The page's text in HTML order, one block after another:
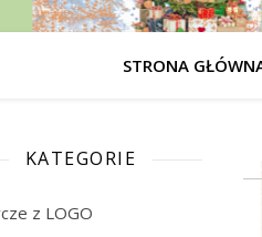
STRONA
KATEGORIE
z LOGO